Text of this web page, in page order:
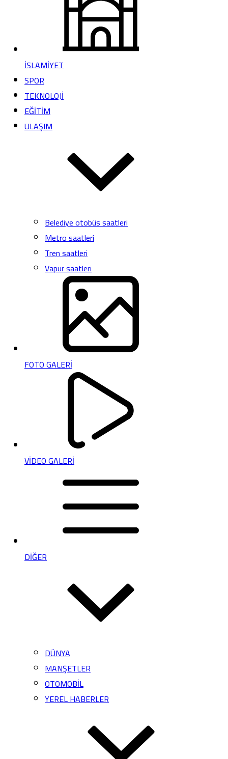
İSLAMİYET
SPOR
TEKNOLOJİ
EĞİTİM
ULAŞIM
Belediye otobüs saatleri
Metro saatleri
Tren saatleri
Vapur saatleri
FOTO GALERİ
VİDEO GALERİ
DİĞER
DÜNYA
MANŞETLER
OTOMOBİL
YEREL HABERLER